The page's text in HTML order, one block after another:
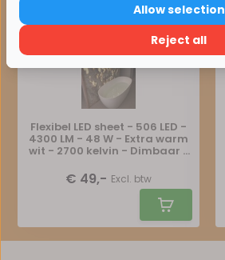
Flexibel LED sheet - 506 LED -
4300 LM - 48 W - Extra warm
wit - 2700 kelvin - Dimbaar -
Koppelbaar LED Sheet
€ 49,- Excl. btw
Verder winkelen
Reject all
Allow selection